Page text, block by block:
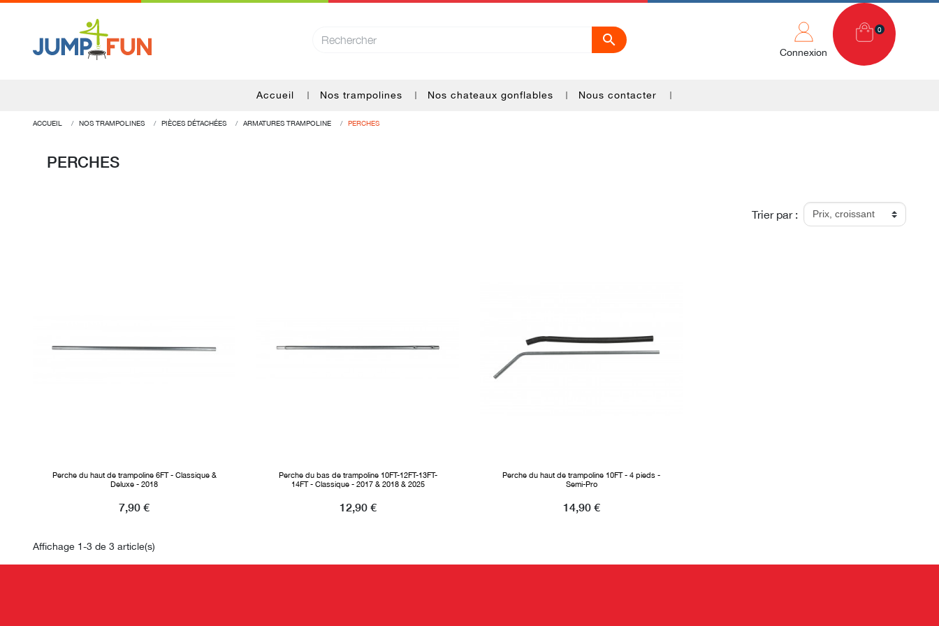

Connexion
0
Accueil Nos trampolines Nos chateaux gonflables Nous contacter
ACCUEIL NOS TRAMPOLINES PIÈCES DÉTACHÉES ARMATURES TRAMPOLINE PERCHES
PERCHES
Trier par :
Perche du haut de trampoline 6FT - Classique &
Deluxe - 2018
Prix
7,90 €
Perche du bas de trampoline 10FT-12FT-13FT-
14FT - Classique - 2017 & 2018 & 2025
Prix
12,90 €
Perche du haut de trampoline 10FT - 4 pieds -
Semi-Pro
Prix
14,90 €
Affichage 1-3 de 3 article(s)